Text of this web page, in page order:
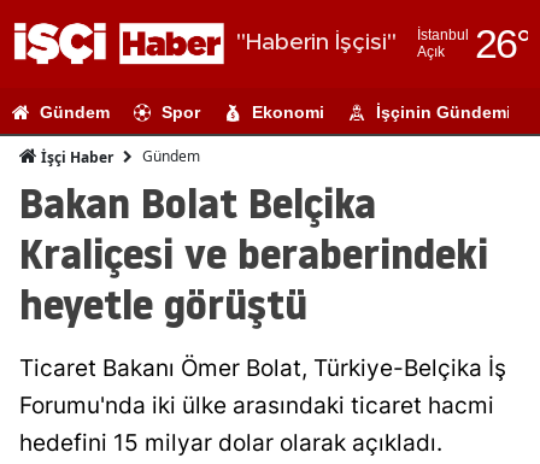
"Haberin İşçisi"
İstanbul
Açık
26°
Adıyaman
Amasya
Antalya
Artvin
Gündem Spor Ekonomi İşçinin Gündemi
İşçi Haber Gündem
Bakan Bolat Belçika
Kraliçesi ve beraberindeki
heyetle görüştü
Ticaret Bakanı Ömer Bolat, Türkiye-Belçika İş
Forumu'nda iki ülke arasındaki ticaret hacmi
hedefini 15 milyar dolar olarak açıkladı.